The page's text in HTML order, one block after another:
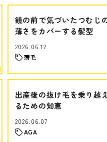
鏡の前で気づいたつむじ
薄さをカバーする髪型
2026.06.12
薄毛
出産後の抜け毛を乗り越え
るための知恵
2026.06.07
AGA